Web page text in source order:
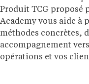
Produit TCG proposé
Academy vous aide à
méthodes concrètes,
accompagnement
opérations et vos